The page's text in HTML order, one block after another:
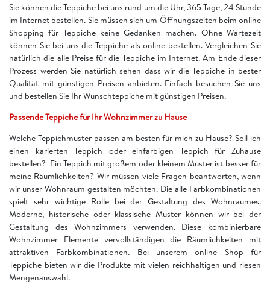
Sie können die Teppiche bei uns rund um die Uhr, 365 Tage, 24 Stunde
im Internet bestellen. Sie müssen sich um Öffnungszeiten beim online
Shopping für Teppiche keine Gedanken machen. Ohne Wartezeit
können Sie bei uns die Teppiche als online bestellen. Vergleichen Sie
natürlich die alle Preise für die Teppiche im Internet. Am Ende dieser
Prozess werden Sie natürlich sehen dass wir die Teppiche in bester
Qualität mit günstigen Preisen anbieten. Einfach besuchen Sie uns
und bestellen Sie Ihr Wunschteppiche mit günstigen Preisen.
Passende Teppiche für Ihr Wohnzimmer zu Hause
Welche Teppichmuster passen am besten für mich zu Hause? Soll ich
einen karierten Teppich oder einfarbigen Teppich für Zuhause
bestellen? Ein Teppich mit großem oder kleinem Muster ist besser für
meine Räumlichkeiten? Wir müssen viele Fragen beantworten, wenn
wir unser Wohnraum gestalten möchten. Die alle Farbkombinationen
spielt sehr wichtige Rolle bei der Gestaltung des Wohnraumes.
Moderne, historische oder klassische Muster können wir bei der
Gestaltung des Wohnzimmers verwenden. Diese kombinierbare
Wohnzimmer Elemente vervollständigen die Räumlichkeiten mit
attraktiven Farbkombinationen. Bei unserem online Shop für
Teppiche bieten wir die Produkte mit vielen reichhaltigen und riesen
Mengenauswahl.